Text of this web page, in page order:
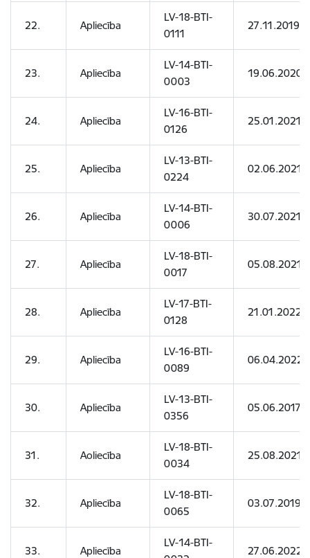
22. Apliecība
LV-18-BTI-
0111
27.11.2019
23. Apliecība
LV-14-BTI-
0003
19.06.2020
24. Apliecība
LV-16-BTI-
0126
25.01.2021
25. Apliecība
LV-13-BTI-
0224
02.06.2021
26. Apliecība
LV-14-BTI-
0006
30.07.2021
27. Apliecība
LV-18-BTI-
0017
05.08.2021
28. Apliecība
LV-17-BTI-
0128
21.01.2022
29. Apliecība
LV-16-BTI-
0089
06.04.2022
30. Apliecība
LV-13-BTI-
0356
05.06.2017
31. Aoliecība
LV-18-BTI-
0034
25.08.2021
32. Apliecība
LV-18-BTI-
0065
03.07.2019
33. Apliecība
LV-14-BTI-
27.06.2022